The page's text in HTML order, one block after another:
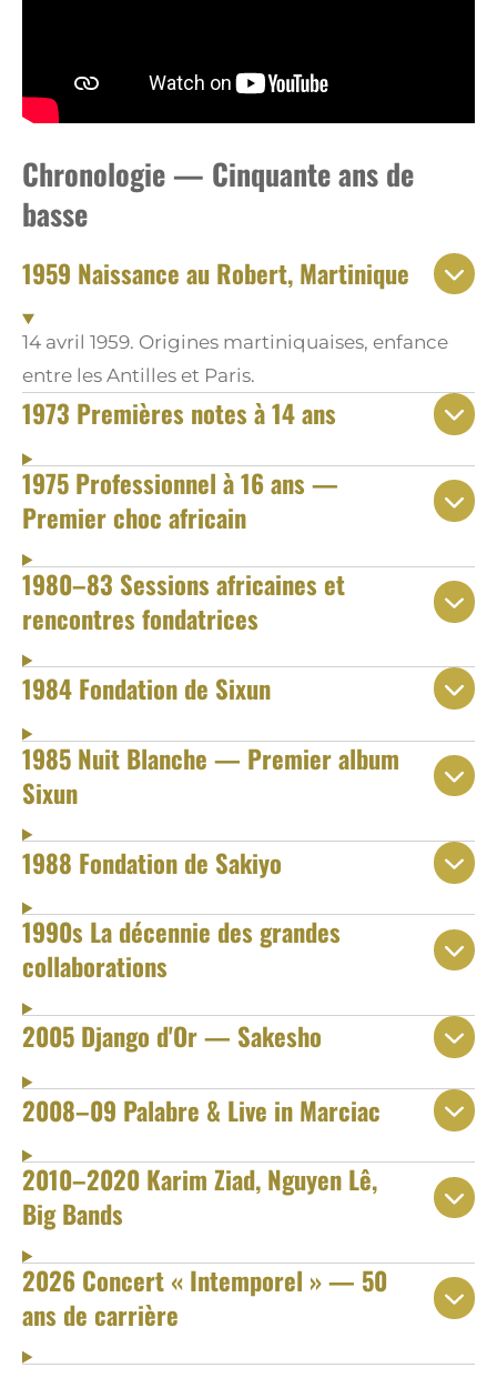
Chronologie — Cinquante ans de
basse
1959 Naissance au Robert, Martinique
14 avril 1959. Origines martiniquaises, enfance
entre les Antilles et Paris.
1973 Premières notes à 14 ans
1975 Professionnel à 16 ans —
Premier choc africain
1980–83 Sessions africaines et
rencontres fondatrices
1984 Fondation de Sixun
1985 Nuit Blanche — Premier album
Sixun
1988 Fondation de Sakiyo
1990s La décennie des grandes
collaborations
2005 Django d'Or — Sakesho
2008–09 Palabre & Live in Marciac
2010–2020 Karim Ziad, Nguyen Lê,
Big Bands
2026 Concert « Intemporel » — 50
ans de carrière